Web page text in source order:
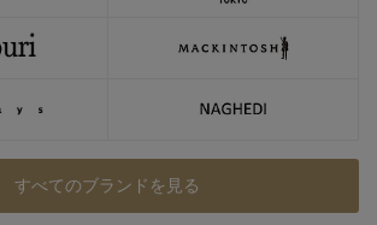
すべてのブランドを見る